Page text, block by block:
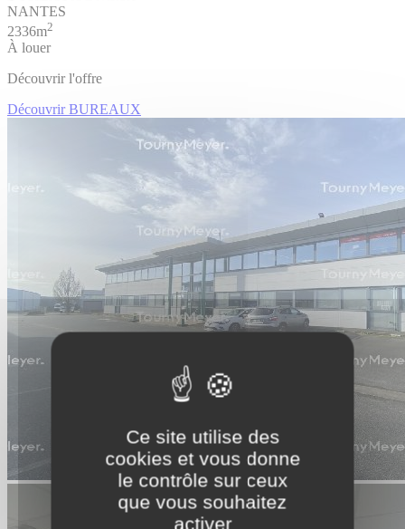
Ce site utilise des
cookies et vous donne
le contrôle sur ceux
que vous souhaitez
activer
NANTES
2336m2
À louer
Découvrir l'offre
Découvrir BUREAUX